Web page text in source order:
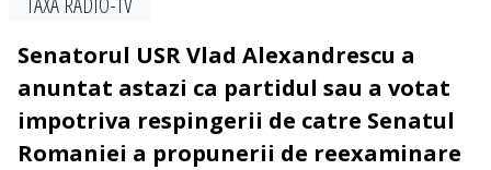
Senatorul USR Vlad Alexandrescu a
anuntat astazi ca partidul sau a votat
impotriva respingerii de catre Senatul
Romaniei a propunerii de reexaminare